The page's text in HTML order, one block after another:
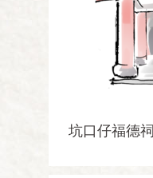
坑口仔福德祠